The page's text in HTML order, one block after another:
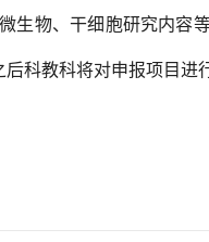
生物、干细胞研究内容
科教科将对申报项目